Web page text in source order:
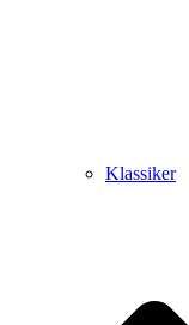
Klassiker